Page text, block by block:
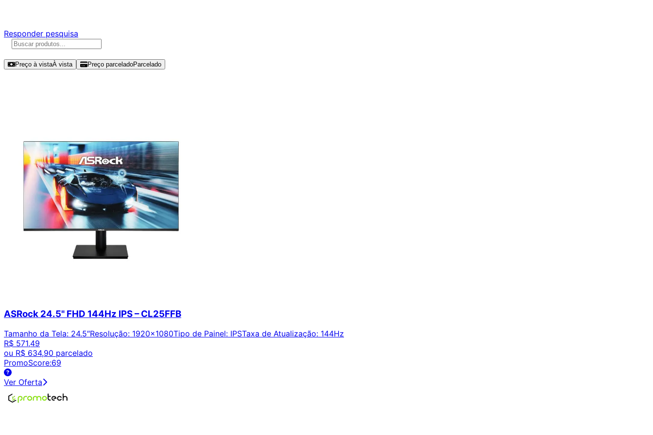
Responder pesquisa
Preço à vistaÀ vista Preço parceladoParcelado
ASRock 24.5" FHD 144Hz IPS – CL25FFB
Tamanho da Tela: 24.5″Resolução: 1920x1080Tipo de Painel: IPSTaxa de Atualização: 144Hz
R$ 571,49
ou R$ 634,90 parcelado
PromoScore:69
Ver Oferta